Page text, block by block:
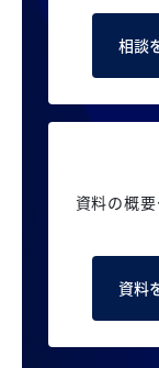
相談
資料の概
資料